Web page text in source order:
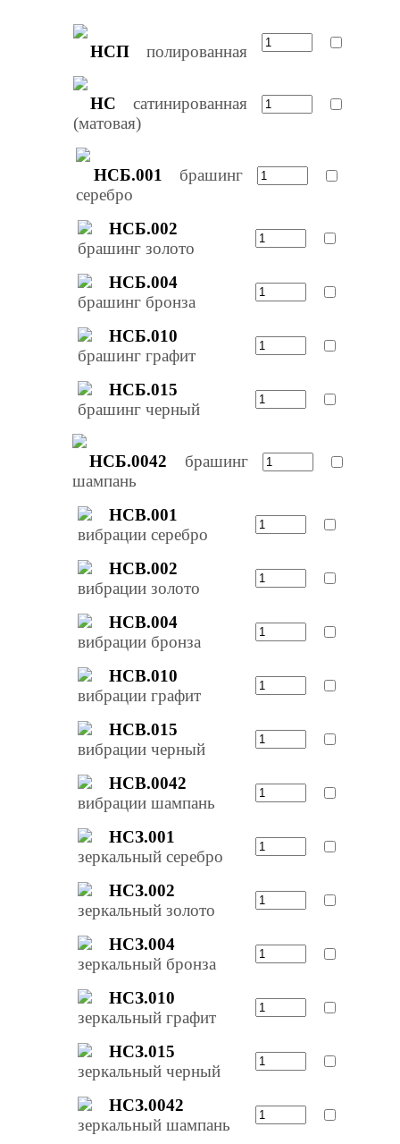
НСП полированная
НС
сатинированная
(матовая)
НСБ.001
брашинг
серебро
НСБ.002
брашинг золото
НСБ.004
брашинг бронза
НСБ.010
брашинг графит
НСБ.015
брашинг черный
НСБ.0042
брашинг
шампань
НСВ.001
вибрации серебро
НСВ.002
вибрации золото
НСВ.004
вибрации бронза
НСВ.010
вибрации графит
НСВ.015
вибрации черный
НСВ.0042
вибрации шампань
НСЗ.001
зеркальный серебро
НСЗ.002
зеркальный золото
НСЗ.004
зеркальный бронза
НСЗ.010
зеркальный графит
НСЗ.015
зеркальный черный
НСЗ.0042
зеркальный шампань